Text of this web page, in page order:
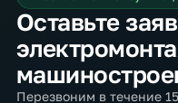
Оставьте
Перезвоним в течение